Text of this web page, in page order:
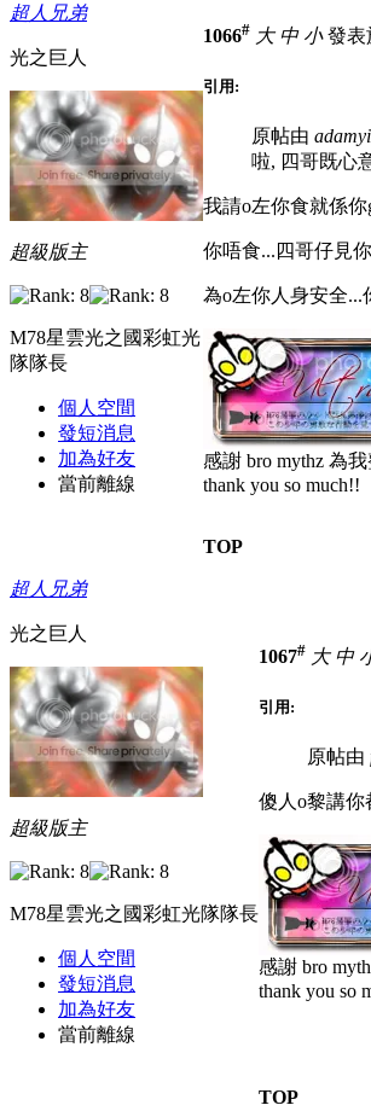
超人兄弟
光之巨人
超級版主
M78星雲光之國彩虹光
隊隊長
個人空間
發短消息
加為好友
當前離線
1066# 大 中 小發表
引用:
原帖由
啦, 四哥既心
我請o左你食就係你
你唔食...四哥仔見
為o左你人身安全...
感謝 bro mythz 為
thank you so much!!
TOP
超人兄弟
光之巨人
超級版主
M78星雲光之國彩虹光隊隊長
個人空間
發短消息
加為好友
當前離線
1067# 大 中
引用:
原帖由
傻人o黎講你
感謝 bro
thank you so
TOP